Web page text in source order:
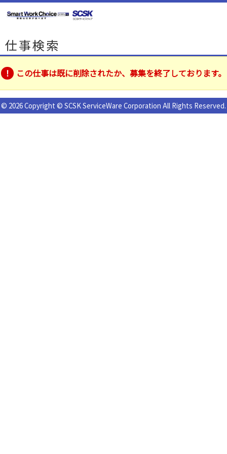
仕事検索
この仕事は既に削除されたか、募集を終了しております。
© 2026 Copyright © SCSK ServiceWare Corporation All Rights Reserved.